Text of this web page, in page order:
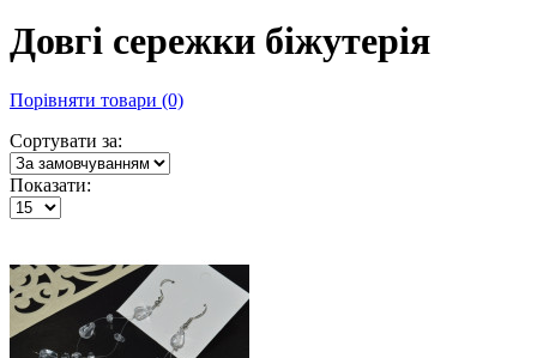
Довгі сережки біжутерія
Порівняти товари (0)
Сортувати за:
Показати: